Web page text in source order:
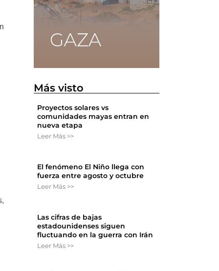
Más visto
Proyectos solares vs
comunidades mayas entran en
nueva etapa
Leer Más >>
El fenómeno El Niño llega con
fuerza entre agosto y octubre
Leer Más >>
Las cifras de bajas
estadounidenses siguen
fluctuando en la guerra con Irán
Leer Más >>